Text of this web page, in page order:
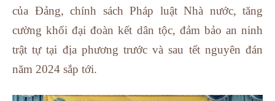
của Đảng, chính sách Pháp luật Nhà nước, tăng
cường khối đại đoàn kết dân tộc, đảm bảo an ninh
trật tự tại địa phương trước và sau tết nguyên đán
năm 2024 sắp tới.